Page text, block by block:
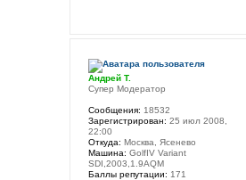
Андрей Т.
Супер Модератор
Сообщения: 18532
Зарегистрирован: 25 июл 2008,
22:00
Откуда: Москва, Ясенево
Машина: GolfIV Variant
SDI,2003,1.9AQM
Баллы репутации: 171